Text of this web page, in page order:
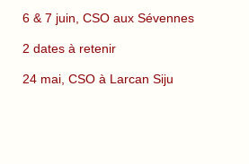
6 & 7 juin, CSO aux Sévennes
2 dates à retenir
24 mai, CSO à Larcan Siju